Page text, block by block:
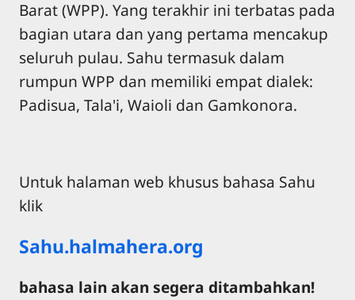
Barat (WPP). Yang terakhir ini terbatas pada
bagian utara dan yang pertama mencakup
seluruh pulau. Sahu termasuk dalam
rumpun WPP dan memiliki empat dialek:
Padisua, Tala'i, Waioli dan Gamkonora.
Untuk halaman web khusus bahasa Sahu
klik
Sahu.halmahera.org
bahasa lain akan segera ditambahkan!